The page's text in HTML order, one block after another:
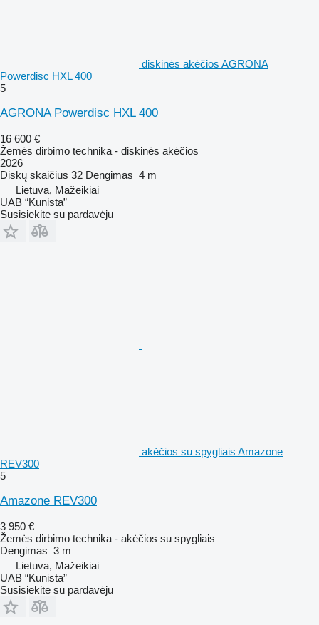
diskinės akėčios AGRONA
Powerdisc HXL 400
5
AGRONA Powerdisc HXL 400
16 600 €
Žemės dirbimo technika - diskinės akėčios
2026
Diskų skaičius 32 Dengimas 4 m
Lietuva, Mažeikiai
UAB “Kunista”
Susisiekite su pardavėju
akėčios su spygliais Amazone
REV300
5
Amazone REV300
3 950 €
Žemės dirbimo technika - akėčios su spygliais
Dengimas 3 m
Lietuva, Mažeikiai
UAB “Kunista”
Susisiekite su pardavėju